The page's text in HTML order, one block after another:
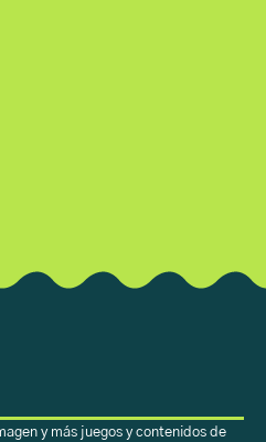
y más juegos y contenidos de